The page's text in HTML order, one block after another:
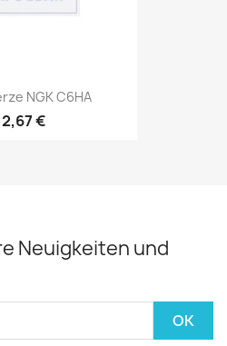
NGK C6HA
2,67 €
Neuigkeiten und